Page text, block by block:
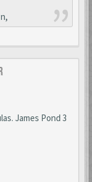
James Pond 3